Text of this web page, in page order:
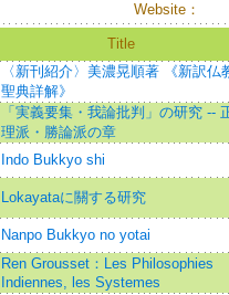
Website：
Title
〈新刊紹介〉美濃晃順著 《新訳仏
聖典詳解》
「実義要集・我論批判」の研究 --
理派・勝論派の章
Indo Bukkyo shi
Lokayataに關する研究
Nanpo Bukkyo no yotai
Ren Grousset：Les Philosophies
Indiennes, les Systemes